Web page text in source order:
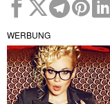
WERBUNG